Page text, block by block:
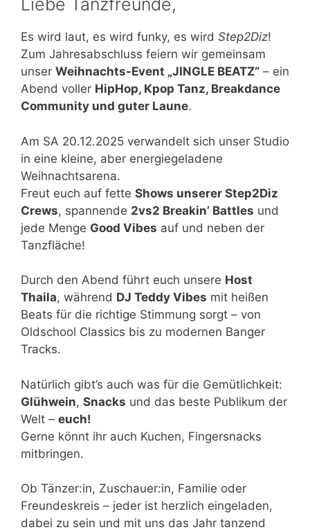
Liebe Tanzfreunde,
Es wird laut, es wird funky, es wird Step2Diz!
Zum Jahresabschluss feiern wir gemeinsam
unser Weihnachts-Event „JINGLE BEATZ“ – ein
Abend voller HipHop, Kpop Tanz, Breakdance
Community und guter Laune.
Am SA 20.12.2025 verwandelt sich unser Studio
in eine kleine, aber energiegeladene
Weihnachtsarena.
Freut euch auf fette Shows unserer Step2Diz
Crews, spannende 2vs2 Breakin’ Battles und
jede Menge Good Vibes auf und neben der
Tanzfläche!
Durch den Abend führt euch unsere Host
Thaila, während DJ Teddy Vibes mit heißen
Beats für die richtige Stimmung sorgt – von
Oldschool Classics bis zu modernen Banger
Tracks.
Natürlich gibt’s auch was für die Gemütlichkeit:
Glühwein, Snacks und das beste Publikum der
Welt – euch!
Gerne könnt ihr auch Kuchen, Fingersnacks
mitbringen.
Ob Tänzer:in, Zuschauer:in, Familie oder
Freundeskreis – jeder ist herzlich eingeladen,
dabei zu sein und mit uns das Jahr tanzend